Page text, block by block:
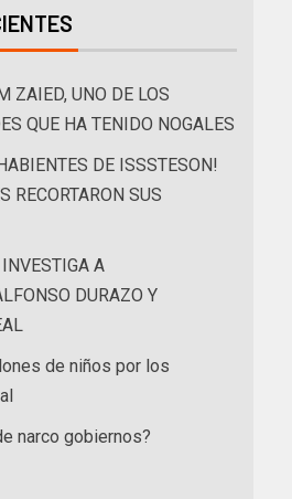
ZAIED, UNO DE LOS
QUE HA TENIDO NOGALES
DE ISSSTESON!
RECORTARON SUS
A
DURAZO Y
de niños por los
narco gobiernos?